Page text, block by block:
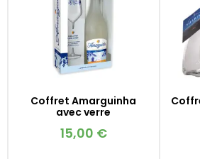
Coffret Amarguinha
avec verre
15,00 €